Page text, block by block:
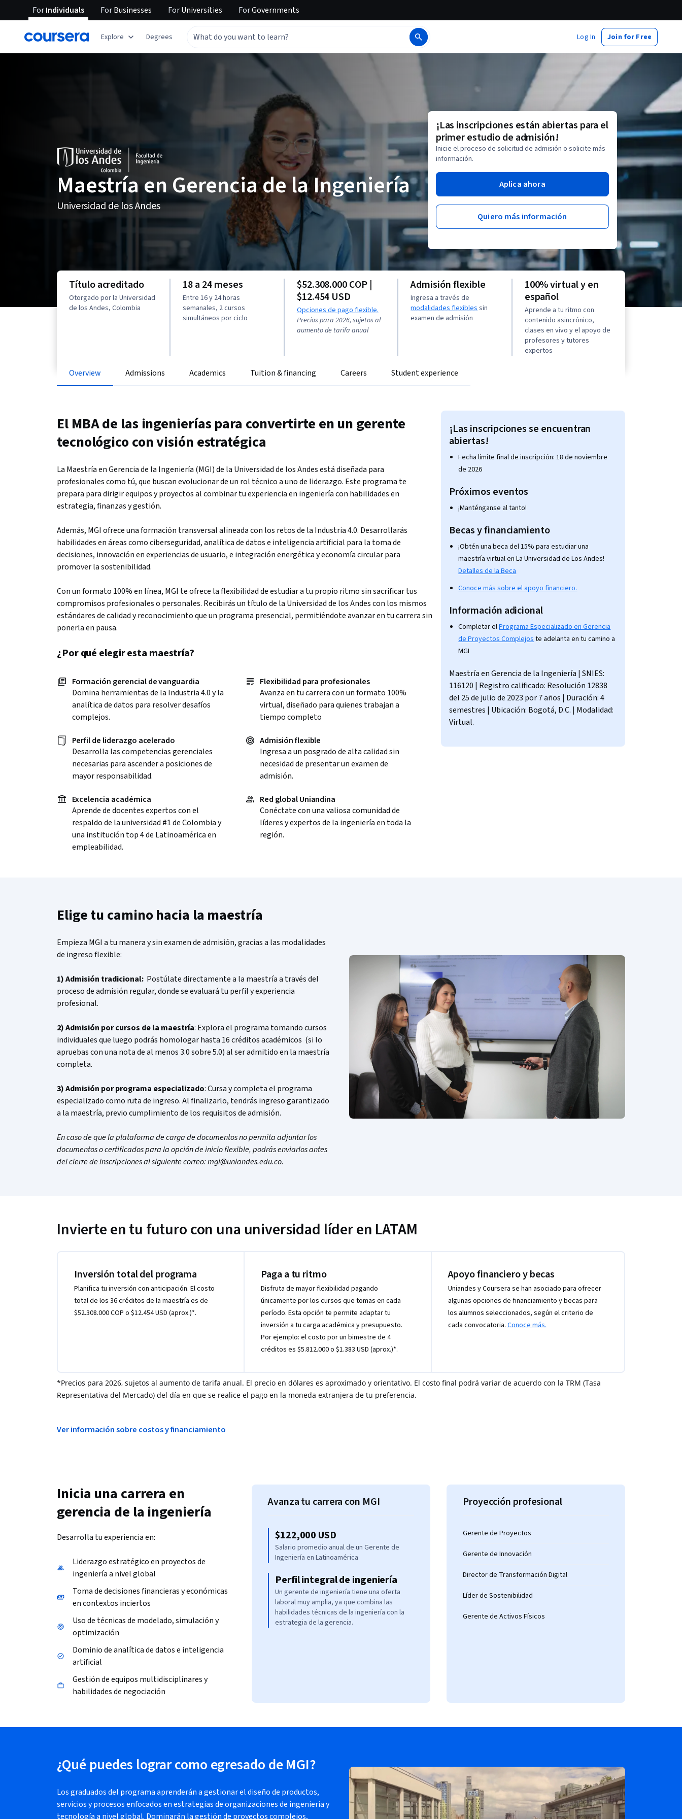
ForIndividuals ForBusinesses ForUniversities ForGovernments
Explore Degrees Log In Join for Free
Maestría en Gerencia de la Ingeniería
Universidad de los Andes
¡Las inscripciones están abiertas para el
primer estudio de admisión!
Inicie el proceso de solicitud de admisión o solicite más
información.
Aplica ahora
Quiero más información
Título acreditado
Otorgado por la Universidad
de los Andes, Colombia
18 a 24 meses
Entre 16 y 24 horas
semanales, 2 cursos
simultáneos por ciclo
$52.308.000 COP |
$12.454 USD
Opciones de pago flexible.
Precios para 2026, sujetos al
aumento de tarifa anual
Admisión flexible
Ingresa a través de
modalidades flexiblessin
examen de admisión
100% virtual y en
español
Aprende a tu ritmo con
contenido asincrónico,
clases en vivo y el apoyo de
profesores y tutores
expertos
Overview Admissions Academics Tuition & financing Careers Student experience
El MBA de las ingenierías para convertirte en un gerente
tecnológico con visión estratégica
La Maestría en Gerencia de la Ingeniería (MGI) de la Universidad de los Andes está diseñada para
profesionales como tú, que buscan evolucionar de un rol técnico a uno de liderazgo. Este programa te
prepara para dirigir equipos y proyectos al combinar tu experiencia en ingeniería con habilidades en
estrategia, finanzas y gestión.
Además, MGI ofrece una formación transversal alineada con los retos de la Industria 4.0. Desarrollarás
habilidades en áreas como ciberseguridad, analítica de datos e inteligencia artificial para la toma de
decisiones, innovación en experiencias de usuario, e integración energética y economía circular para
promover la sostenibilidad.
Con un formato 100% en línea, MGI te ofrece la flexibilidad de estudiar a tu propio ritmo sin sacrificar tus
compromisos profesionales o personales. Recibirás un título de la Universidad de los Andes con los mismos
estándares de calidad y reconocimiento que un programa presencial, permitiéndote avanzar en tu carrera sin
ponerla en pausa.
¿Por qué elegir esta maestría?
Formación gerencial de vanguardia
Domina herramientas de la Industria 4.0 y la
analítica de datos para resolver desafíos
complejos.
Flexibilidad para profesionales
Avanza en tu carrera con un formato 100%
virtual, diseñado para quienes trabajan a
tiempo completo
Perfil de liderazgo acelerado
Desarrolla las competencias gerenciales
necesarias para ascender a posiciones de
mayor responsabilidad.
Admisión flexible
Ingresa a un posgrado de alta calidad sin
necesidad de presentar un examen de
admisión.
Excelencia académica
Aprende de docentes expertos con el
respaldo de la universidad #1 de Colombia y
una institución top 4 de Latinoamérica en
empleabilidad.
Red global Uniandina
Conéctate con una valiosa comunidad de
líderes y expertos de la ingeniería en toda la
región.
¡Las inscripciones se encuentran
abiertas!
Fecha límite final de inscripción: 18 de noviembre
de 2026
Próximos eventos
¡Manténganse al tanto!
Becas y financiamiento
¡Obtén una beca del 15% para estudiar una
maestría virtual en La Universidad de Los Andes!
Detalles de la Beca
Conoce más sobre el apoyo financiero.
Información adicional
Completar elPrograma Especializado en Gerencia
de Proyectos Complejoste adelanta en tu camino a
MGI
Maestría en Gerencia de la Ingeniería | SNIES:
116120 | Registro calificado: Resolución 12838
del 25 de julio de 2023 por 7 años | Duración: 4
semestres | Ubicación: Bogotá, D.C. | Modalidad:
Virtual.
Elige tu camino hacia la maestría
Empieza MGI a tu manera y sin examen de admisión, gracias a las modalidades
de ingreso flexible:
1) Admisión tradicional: Postúlate directamente a la maestría a través del
proceso de admisión regular, donde se evaluará tu perfil y experiencia
profesional.
2) Admisión por cursos de la maestría: Explora el programa tomando cursos
individuales que luego podrás homologar hasta 16 créditos académicos (si lo
apruebas con una nota de al menos 3.0 sobre 5.0) al ser admitido en la maestría
completa.
3) Admisión por programa especializado: Cursa y completa el programa
especializado como ruta de ingreso. Al finalizarlo, tendrás ingreso garantizado
a la maestría, previo cumplimiento de los requisitos de admisión.
En caso de que la plataforma de carga de documentos no permita adjuntar los
documentos o certificados para la opción de inicio flexible, podrás enviarlos antes
del cierre de inscripciones al siguiente correo: mgi@uniandes.edu.co.
Invierte en tu futuro con una universidad líder en LATAM
Inversión total del programa
Planifica tu inversión con anticipación. El costo
total de los 36 créditos de la maestría es de
$52.308.000 COP o $12.454 USD (aprox.)*.
Paga a tu ritmo
Disfruta de mayor flexibilidad pagando
únicamente por los cursos que tomas en cada
período. Esta opción te permite adaptar tu
inversión a tu carga académica y presupuesto.
Por ejemplo: el costo por un bimestre de 4
créditos es $5.812.000 o $1.383 USD (aprox.)*.
Apoyo financiero y becas
Uniandes y Coursera se han asociado para ofrecer
algunas opciones de financiamiento y becas para
los alumnos seleccionados, según el criterio de
cada convocatoria.Conoce más.
*Precios para 2026, sujetos al aumento de tarifa anual. El precio en dólares es aproximado y orientativo. El costo final podrá variar de acuerdo con la TRM (Tasa
Representativa del Mercado) del día en que se realice el pago en la moneda extranjera de tu preferencia.
Ver información sobre costos y financiamiento
Inicia una carrera en
gerencia de la ingeniería
Desarrolla tu experiencia en:
Liderazgo estratégico en proyectos de
ingeniería a nivel global
Toma de decisiones financieras y económicas
en contextos inciertos
Uso de técnicas de modelado, simulación y
optimización
Dominio de analítica de datos e inteligencia
artificial
Gestión de equipos multidisciplinares y
habilidades de negociación
Avanza tu carrera con MGI
$122,000 USD
Salario promedio anual de un Gerente de
Ingeniería en Latinoamérica
Perfil integral de ingeniería
Un gerente de ingeniería tiene una oferta
laboral muy amplia, ya que combina las
habilidades técnicas de la ingeniería con la
estrategia de la gerencia.
Proyección profesional
Gerente de Proyectos
Gerente de Innovación
Director de Transformación Digital
Líder de Sostenibilidad
Gerente de Activos Físicos
¿Qué puedes lograr como egresado de MGI?
Los graduados del programa aprenderán a gestionar el diseño de productos,
servicios y procesos enfocados en estrategias de organizaciones de ingeniería y
tecnología a nivel global. Dominarán la gestión de proyectos complejos,